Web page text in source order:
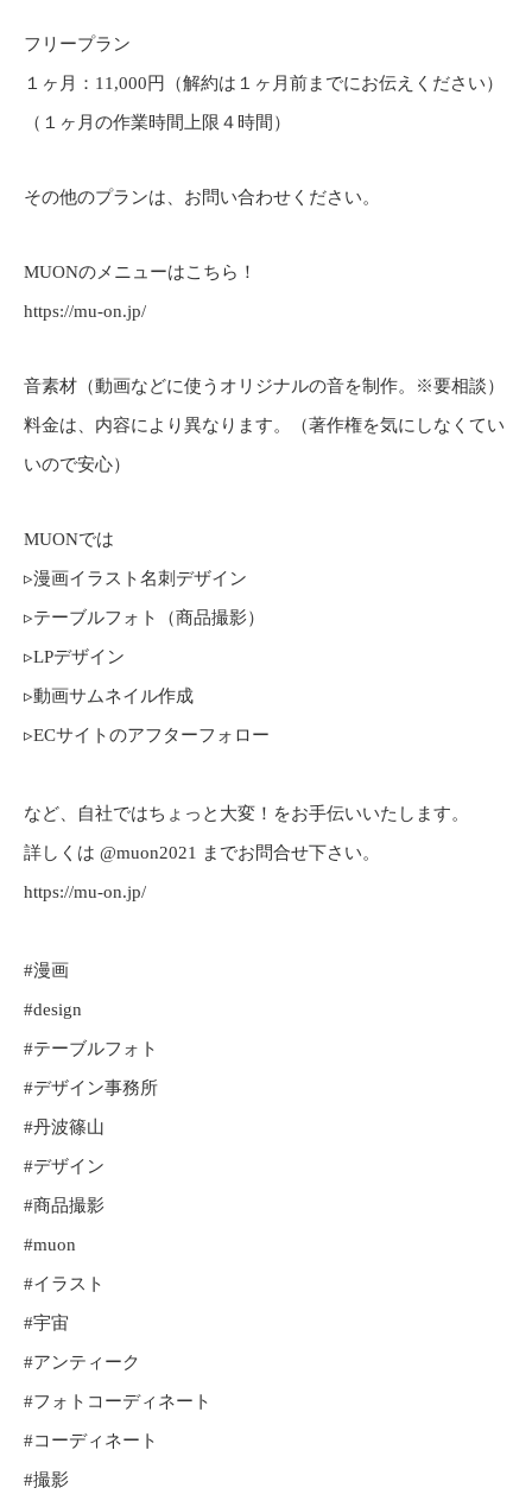
フリープラン
１ヶ月：11,000円（解約は１ヶ月前までにお伝えください）
（１ヶ月の作業時間上限４時間）
その他のプランは、お問い合わせください。
MUONのメニューはこちら！
https://mu-on.jp/
⁡音素材（動画などに使うオリジナルの音を制作。※要相談）
料金は、内容により異なります。（著作権を気にしなくてい
いので安心）
MUONでは
▹漫画イラスト名刺デザイン
▹テーブルフォト（商品撮影）
▹LPデザイン
▹動画サムネイル作成
▹ECサイトのアフターフォロー
など、自社ではちょっと大変！をお手伝いいたします。
詳しくは @muon2021 までお問合せ下さい。
https://mu-on.jp/
#漫画
#design
#テーブルフォト
#デザイン事務所
#丹波篠山
#デザイン
#商品撮影
#muon
#イラスト
#宇宙
#アンティーク
#フォトコーディネート
#コーディネート
#撮影